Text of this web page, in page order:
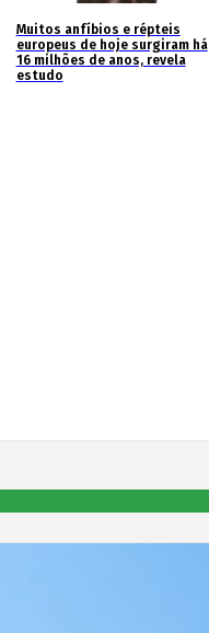
Muitos anfíbios e répteis
europeus de hoje surgiram há
16 milhões de anos, revela
estudo